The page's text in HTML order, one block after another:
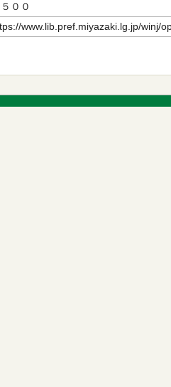
００
www.lib.pref.miyazaki.lg.jp/winj/